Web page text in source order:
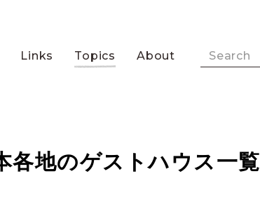
Links Topics About
各地のゲストハウス一覧